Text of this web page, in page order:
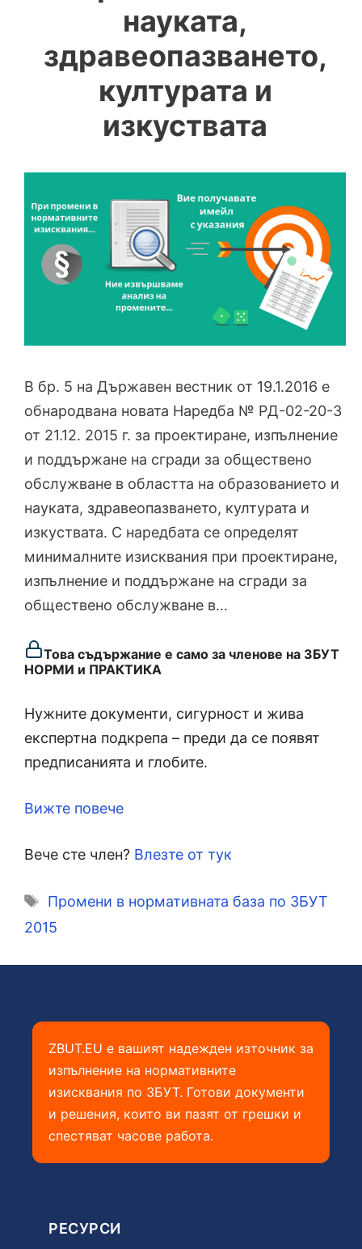
науката,
здравеопазването,
културата и
изкуствата
В бр. 5 на Държавен вестник от 19.1.2016 е
обнародвана новата Наредба № РД-02-20-3
от 21.12. 2015 г. за проектиране, изпълнение
и поддържане на сгради за обществено
обслужване в областта на образованието и
науката, здравеопазването, културата и
изкуствата. С наредбата се определят
минималните изисквания при проектиране,
изпълнение и поддържане на сгради за
обществено обслужване в…
Това съдържание е само за членове на ЗБУТ
НОРМИ и ПРАКТИКА
Нужните документи, сигурност и жива
експертна подкрепа – преди да се появят
предписанията и глобите.
Вижте повече
Вече сте член? Влезте от тук
Етикети
Промени в нормативната база по ЗБУТ
2015
ZBUT.EU е вашият надежден източник за
изпълнение на нормативните
изисквания по ЗБУТ. Готови документи
и решения, които ви пазят от грешки и
спестяват часове работа.
РЕСУРСИ